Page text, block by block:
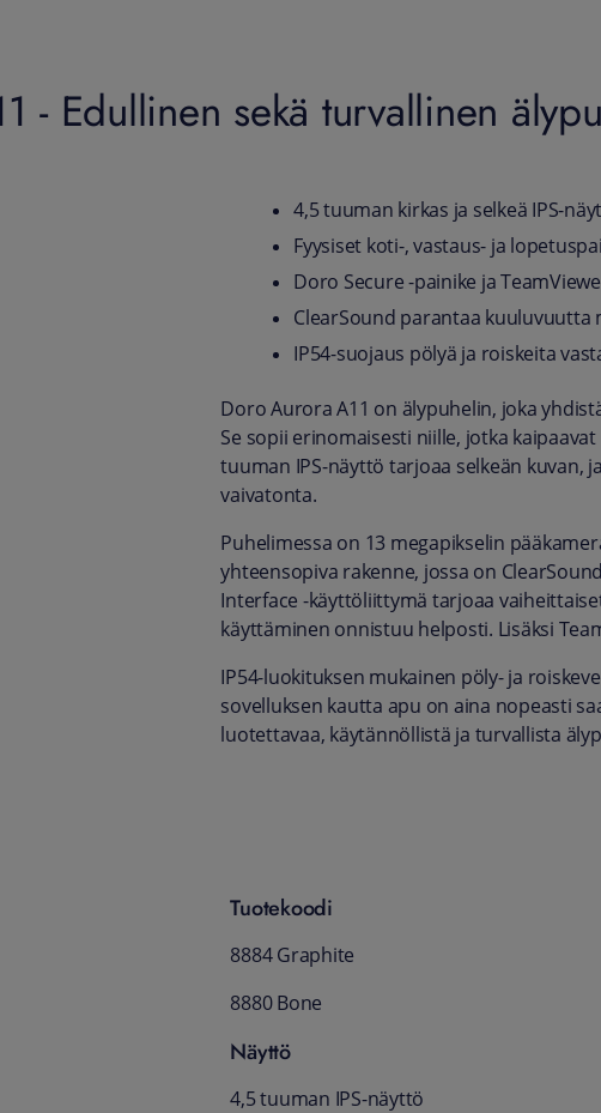
- Edullinen sekä turvallinen
4,5 tuuman kirkas ja selkeä IPS-
Fyysiset koti-, vastaus- ja
Doro Secure -painike ja
ClearSound parantaa kuuluvuutta
IP54-suojaus pölyä ja roiskeita
Doro Aurora A11 on älypuhelin, joka
Se sopii erinomaisesti niille, jotka
tuuman IPS-näyttö tarjoaa selkeän kuvan,
vaivatonta.
Puhelimessa on 13 megapikselin
yhteensopiva rakenne, jossa on
Interface -käyttöliittymä tarjoaa
käyttäminen onnistuu helposti. Lisäksi
IP54-luokituksen mukainen pöly- ja
sovelluksen kautta apu on aina nopeasti
luotettavaa, käytännöllistä ja turvallista
Tuotekoodi
8884 Graphite
8880 Bone
Näyttö
4,5 tuuman IPS-näyttö